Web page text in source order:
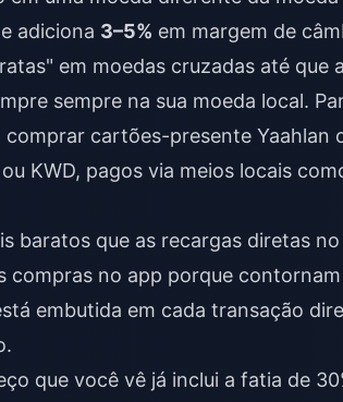
adiciona 3–5% em margem de
em moedas cruzadas até que
sempre na sua moeda local.
comprar cartões-presente Yaahlan
KWD, pagos via meios locais
baratos que as recargas diretas
compras no app porque contornam
embutida em cada transação
que você vê já inclui a fatia de